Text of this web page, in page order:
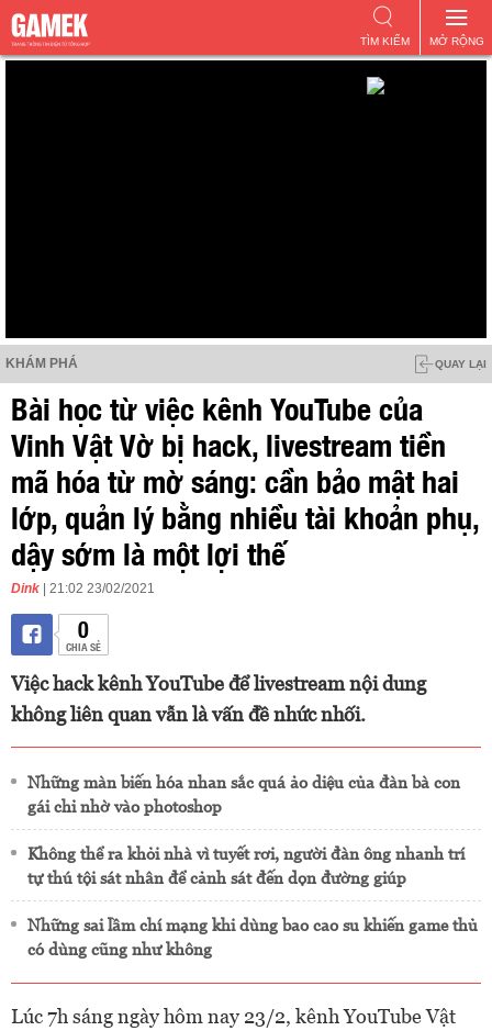
MỞ RỘNG
TÌM KIẾM
KHÁM PHÁ QUAY LẠI
Bài học từ việc kênh YouTube của
Vinh Vật Vờ bị hack, livestream tiền
mã hóa từ mờ sáng: cần bảo mật hai
lớp, quản lý bằng nhiều tài khoản phụ,
dậy sớm là một lợi thế
Dink | 21:02 23/02/2021
0
CHIA SẺ
Việc hack kênh YouTube để livestream nội dung
không liên quan vẫn là vấn đề nhức nhối.
Những màn biến hóa nhan sắc quá ảo diệu của đàn bà con
gái chỉ nhờ vào photoshop
Không thể ra khỏi nhà vì tuyết rơi, người đàn ông nhanh trí
tự thú tội sát nhân để cảnh sát đến dọn đường giúp
Những sai lầm chí mạng khi dùng bao cao su khiến game thủ
có dùng cũng như không
Lúc 7h sáng ngày hôm nay 23/2, kênh YouTube Vật